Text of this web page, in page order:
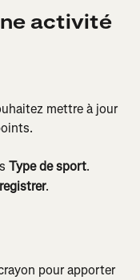
activité
mettre à jour
Type de sport.
.
pour apporter